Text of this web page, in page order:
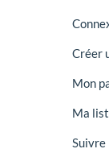
Créer
Mon
Ma
Suivre